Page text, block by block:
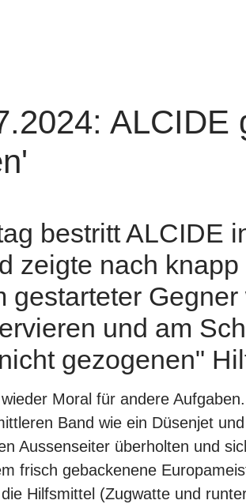
bestritt ALCIDE
zeigte nach
gestarteter
und am
gezogenen"
Moral für andere
Band wie ein Düsenjet
Aussenseiter überholten und
frisch gebackenene
Hilfsmittel (Zugwatte und